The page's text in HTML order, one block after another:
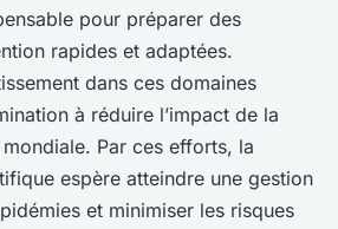
pour préparer des
rapides et adaptées.
dans ces domaines
à réduire l’impact de la
Par ces efforts, la
espère atteindre une gestion
et minimiser les risques